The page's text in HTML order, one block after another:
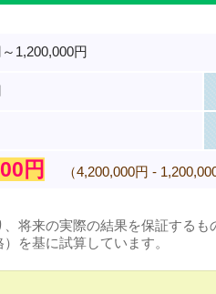
1,200,000円
円 （4,200,000円 -
将来の実際の結果を保証するも
を基に試算しています。